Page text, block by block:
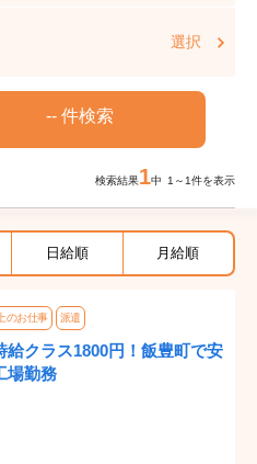
選択
検索結果1中 1～1件を表示
日給順 月給順
のお仕事 派遣
給クラス1800円！飯豊町で安
場勤務